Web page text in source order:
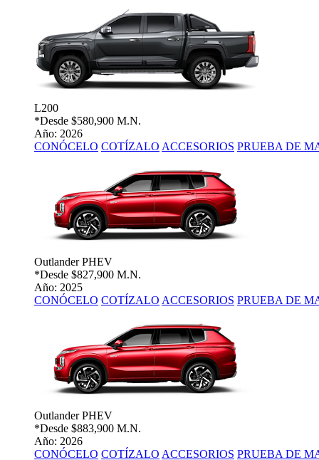
L200
*Desde $580,900 M.N.
Año: 2026
CONÓCELO COTÍZALO ACCESORIOS PRUEBA DE
Outlander PHEV
*Desde $827,900 M.N.
Año: 2025
CONÓCELO COTÍZALO ACCESORIOS PRUEBA DE
Outlander PHEV
*Desde $883,900 M.N.
Año: 2026
CONÓCELO COTÍZALO ACCESORIOS PRUEBA DE